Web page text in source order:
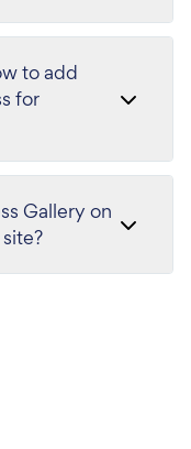
to add
for
Gallery on